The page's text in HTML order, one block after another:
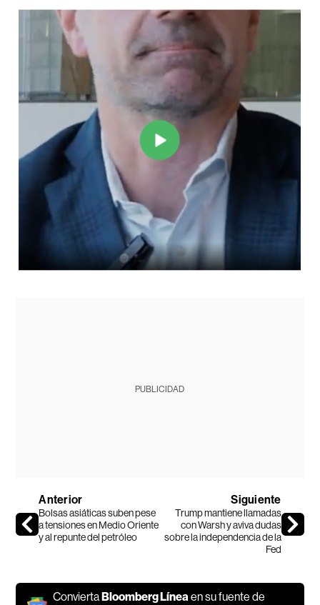
PUBLICIDAD
Anterior
Bolsas asiáticas suben pese
a tensiones en Medio Oriente
y al repunte del petróleo
Siguiente
Trump mantiene llamadas
con Warsh y aviva dudas
sobre la independencia de la
Fed
ConviertaBloomberg Línea en su fuente de